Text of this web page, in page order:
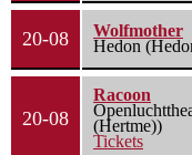
20-08
Wolfmother
Hedon
20-08
Racoon
(Hertme))
Tickets